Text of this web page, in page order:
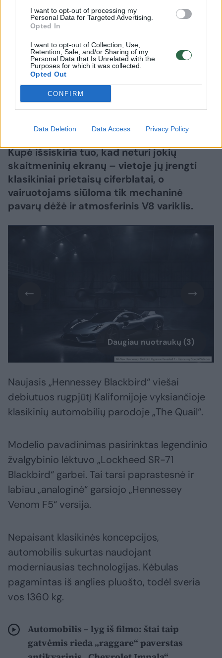
I want to opt-out of processing my
Personal Data for Targeted Advertising.
Opted In
I want to opt-out of Collection, Use,
Retention, Sale, and/or Sharing of my
Personal Data that Is Unrelated with the
Purposes for which it was collected.
Opted Out
CONFIRM
Data Deletion Data Access Privacy Policy
2026 m. rugpjūčio 10 d. 07:54
Lrytas.lt
Video
JAV automobilių gamintojas „Hennessey
Performance“ pristatė naują
Kupė išsiskiria tuo, kad neturi jokių
skaitmeninių ekranų – vietoje jų įrengti
klasikiniai prietaisų ciferblatai, o
vairuotojams siūloma tik mechaninė
pavarų dėžė ir atmosferinis V8 variklis.
Daugiau nuotraukų (3)
Naujasis „Hennessey Blackbird“ viešai
debiutuos rugpjūtį Kalifornijoje vyksiančioje
klasikinių automobilių parodoje „The Quail“.
Modelio pavadinimas pasirinktas legendinio
žvalgybinio lėktuvo „Lockheed SR-71
Blackbird“ garbei. Tai tarsi paprastesnė ir
labiau „analoginė“ garsiojo „Hennessey
Venom F5“ versija.
Nepaisant klasikinės koncepcijos,
automobilis sukurtas naudojant
moderniausias technologijas. Kėbulas
pagamintas iš anglies pluošto, todėl sveria
vos 1360 kg.
Automobilis – lyg iš filmo: štai taip
gatvėmis rieda „raggare“ paverstas